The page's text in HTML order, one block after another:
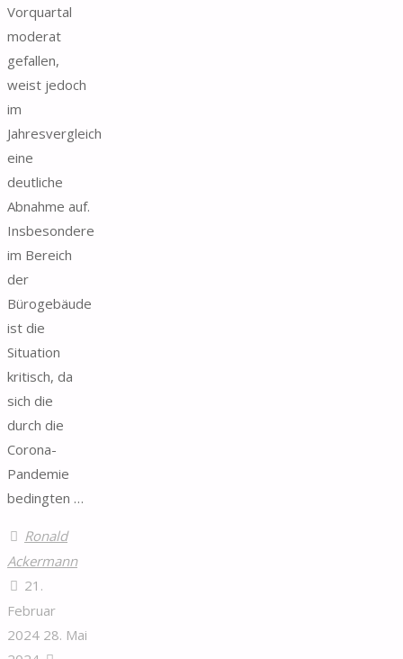
Vorquartal
moderat
gefallen,
weist jedoch
im
Jahresvergleich
eine
deutliche
Abnahme auf.
Insbesondere
im Bereich
der
Bürogebäude
ist die
Situation
kritisch, da
sich die
durch die
Corona-
Pandemie
bedingten …
Ronald
Ackermann
21.
Februar
2024 28. Mai